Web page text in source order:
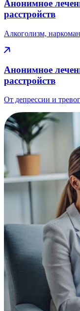
Анонимное
расcтройств
Алкоголизм,
Анонимное
расcтройств
От депрессии и